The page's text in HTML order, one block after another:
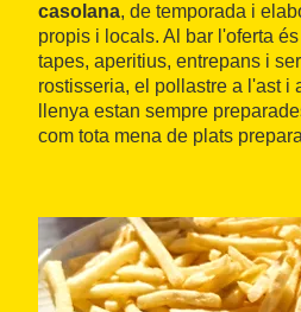
casolana, de temporada i
propis i locals. Al bar l'oferta
tapes, aperitius, entrepans i
rostisseria, el pollastre a l'ast i
llenya estan sempre
com tota mena de plats